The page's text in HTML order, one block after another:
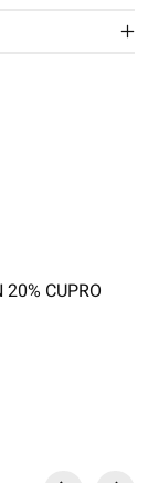
CUPRO